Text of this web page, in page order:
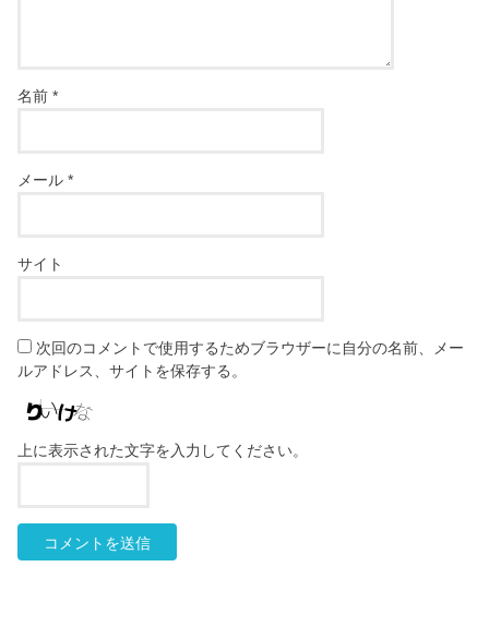
名前*
メール*
サイト
次回のコメントで使用するためブラウザーに自分の名前、メー
ルアドレス、サイトを保存する。
上に表示された文字を入力してください。